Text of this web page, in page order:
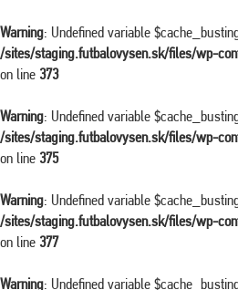
Warning: Undefined variable
/sites/staging.futbalovysen.sk/files/wp-
on line 373
Warning: Undefined variable
/sites/staging.futbalovysen.sk/files/wp-
on line 375
Warning: Undefined variable
/sites/staging.futbalovysen.sk/files/wp-
on line 377
Warning: Undefined variable